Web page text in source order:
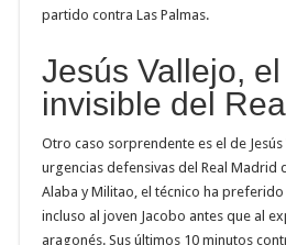
partido contra Las Palmas.
Jesús Vallejo,
invisible del
Otro caso sorprendente es el de
urgencias defensivas del Real Madrid
Alaba y Militao, el técnico ha
incluso al joven Jacobo antes que al
aragonés. Sus últimos 10 minutos